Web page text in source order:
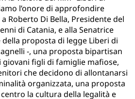
l’onore di approfondire
Roberto Di Bella, Presidente del
di Catania, e alla Senatrice
della proposta di legge Liberi di
-, una proposta bipartisan
figli di famiglie mafiose,
che decidono di allontanarsi
organizzata, una proposta
la cultura della legalità e